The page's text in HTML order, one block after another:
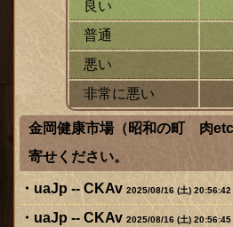
良い
普通
悪い
非常に悪い
金岡健康市場（昭和の町 肉
寄せください。
uaJp -- CKAv 2025/08/16 (土) 20:56:42
uaJp -- CKAv 2025/08/16 (土) 20:56:45